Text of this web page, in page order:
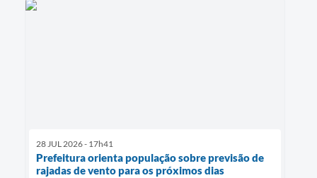
28 JUL 2026 - 17h41
Prefeitura orienta população sobre previsão de
rajadas de vento para os próximos dias